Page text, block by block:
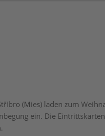
(Mies) laden zum
ein. Die